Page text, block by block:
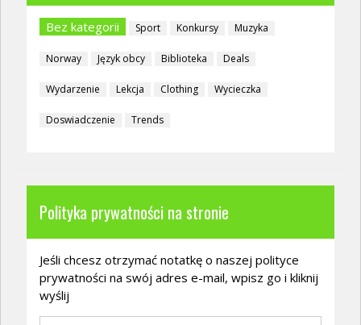
Bez kategorii Sport Konkursy Muzyka
Norway Język obcy Biblioteka Deals
Wydarzenie Lekcja Clothing Wycieczka
Doswiadczenie Trends
Polityka prywatności na stronie
Jeśli chcesz otrzymać notatkę o naszej polityce
prywatności na swój adres e-mail, wpisz go i kliknij
wyślij